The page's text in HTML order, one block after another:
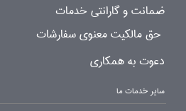
ضمانت و گارانتی خدمات
حق مالکیت معنوی سفارشات
دعوت به همکاری
سایر خدمات ما